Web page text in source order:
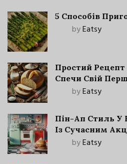
5 Способів
byEatsy
Простий
Спечи Свій
byEatsy
Пін-Ап Стиль У
Із Сучасним
byEatsy